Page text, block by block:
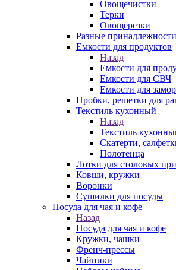
Овощечистки
Терки
Овощерезки
Разные принадлежности
Емкости для продуктов
Назад
Емкости для
Емкости для СВЧ
Емкости для
Пробки, решетки для
Текстиль кухонный
Назад
Текстиль
Скатерти,
Полотенца
Лотки для столовых
Ковши, кружки
Воронки
Сушилки для посуды
Посуда для чая и кофе
Назад
Посуда для чая и кофе
Кружки, чашки
Френч-прессы
Чайники